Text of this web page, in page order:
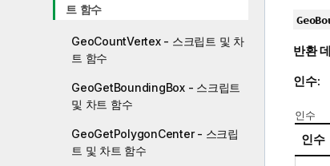
트 함수
GeoCountVertex - 스크립트 및 차
트 함수
GeoGetBoundingBox - 스크립트
및 차트 함수
GeoGetPolygonCenter - 스크립
트 및 차트 함수
반환
인수:
인수
인수